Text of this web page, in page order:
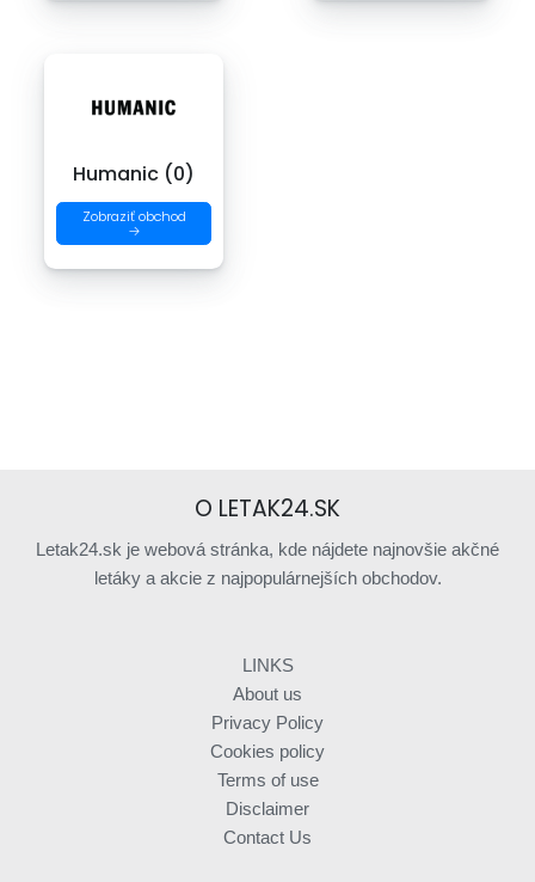
Humanic (0)
Zobraziť obchod
→
O LETAK24.SK
Letak24.sk je webová stránka, kde nájdete najnovšie akčné
letáky a akcie z najpopulárnejších obchodov.
LINKS
About us
Privacy Policy
Cookies policy
Terms of use
Disclaimer
Contact Us